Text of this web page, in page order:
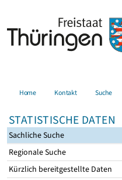
Home Kontakt Suche
STATISTISCHE DATEN
Sachliche Suche
Regionale Suche
Kürzlich bereitgestellte Daten